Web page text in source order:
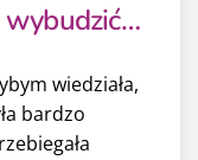
wybudzić…
wiedziała,
bardzo